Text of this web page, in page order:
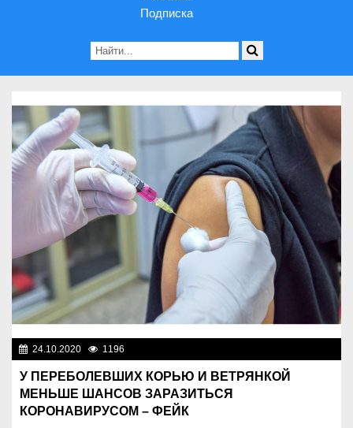
Подписка
24.10.2020 1196
У ПЕРЕБОЛЕВШИХ КОРЬЮ И ВЕТРЯНКОЙ
МЕНЬШЕ ШАНСОВ ЗАРАЗИТЬСЯ
КОРОНАВИРУСОМ – ФЕЙК